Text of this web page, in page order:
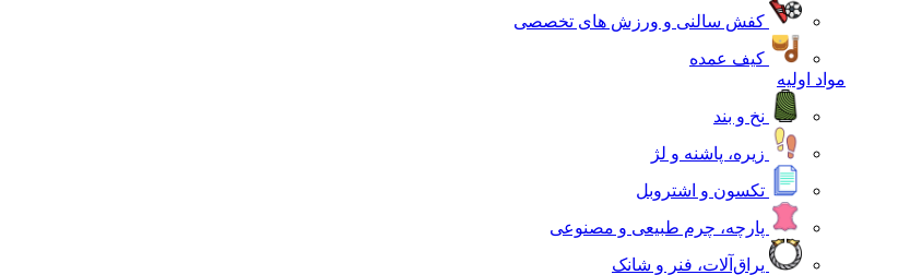
کفش سالنی و ورزش های تخصصی
کیف عمده
مواد اولیه
نخ و بند
زیره، پاشنه و لژ
تکسون و اشتروبل
پارچه، چرم طبیعی و مصنوعی
یراق‌آلات، فنر و شانک